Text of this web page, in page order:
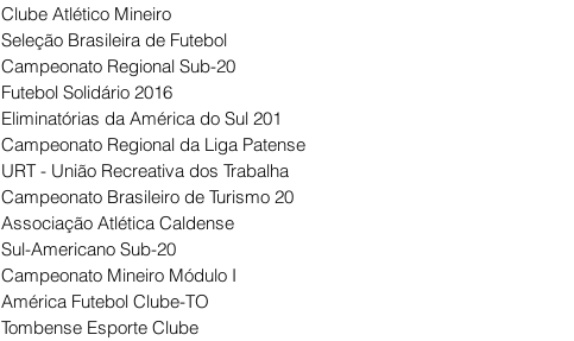
Clube Atlético Mineiro
Seleção Brasileira de Futebol
Campeonato Regional Sub-20
Futebol Solidário 2016
Eliminatórias da América do Sul 201
Campeonato Regional da Liga Patense
URT - União Recreativa dos Trabalha
Campeonato Brasileiro de Turismo 20
Associação Atlética Caldense
Sul-Americano Sub-20
Campeonato Mineiro Módulo I
América Futebol Clube-TO
Tombense Esporte Clube